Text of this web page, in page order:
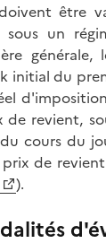
être
sous un
générale,
initial du
de revient,
cours du
de
).